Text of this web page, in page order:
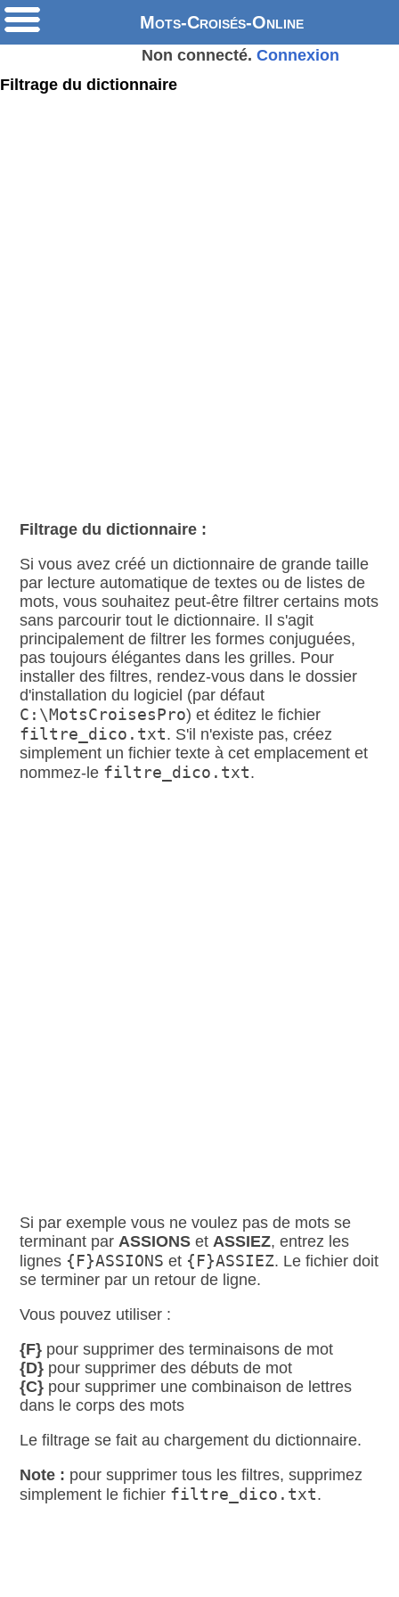
Mots-Croisés-Online
Non connecté. Connexion
Filtrage du dictionnaire
Filtrage du dictionnaire :
Si vous avez créé un dictionnaire de grande taille
par lecture automatique de textes ou de listes de
mots, vous souhaitez peut‑être filtrer certains mots
sans parcourir tout le dictionnaire. Il s'agit
principalement de filtrer les formes conjuguées,
pas toujours élégantes dans les grilles. Pour
installer des filtres, rendez‑vous dans le dossier
d'installation du logiciel (par défaut
C:\MotsCroisesPro) et éditez le fichier
filtre_dico.txt. S'il n'existe pas, créez
simplement un fichier texte à cet emplacement et
nommez‑le filtre_dico.txt.
Si par exemple vous ne voulez pas de mots se
terminant parASSIONS etASSIEZ, entrez les
lignes {F}ASSIONS et {F}ASSIEZ. Le fichier doit
se terminer par un retour de ligne.
Vous pouvez utiliser :
{F} pour supprimer des terminaisons de mot
{D} pour supprimer des débuts de mot
{C} pour supprimer une combinaison de lettres
dans le corps des mots
Le filtrage se fait au chargement du dictionnaire.
Note : pour supprimer tous les filtres, supprimez
simplement le fichier filtre_dico.txt.